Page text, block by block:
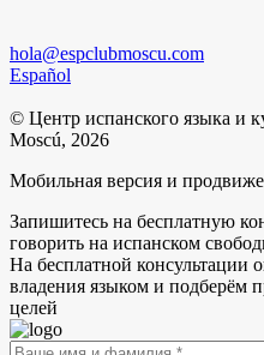
hola@espclubmoscu.com
Español
© Центр испанского языка и
Moscú, 2026
Мобильная версия и
Запишитесь на бесплатную
говорить на испанском
На бесплатной консультации
владения языком и подберём
целей